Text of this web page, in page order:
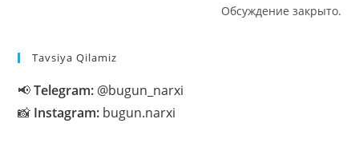
Обсуждение закрыто.
Tavsiya Qilamiz
📢Telegram: @bugun_narxi
📸 Instagram: bugun.narxi